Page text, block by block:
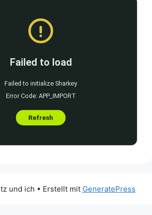
und ich • Erstellt mit GeneratePress